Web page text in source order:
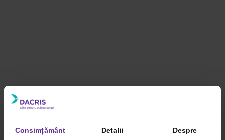
Consimțământ Detalii Despre